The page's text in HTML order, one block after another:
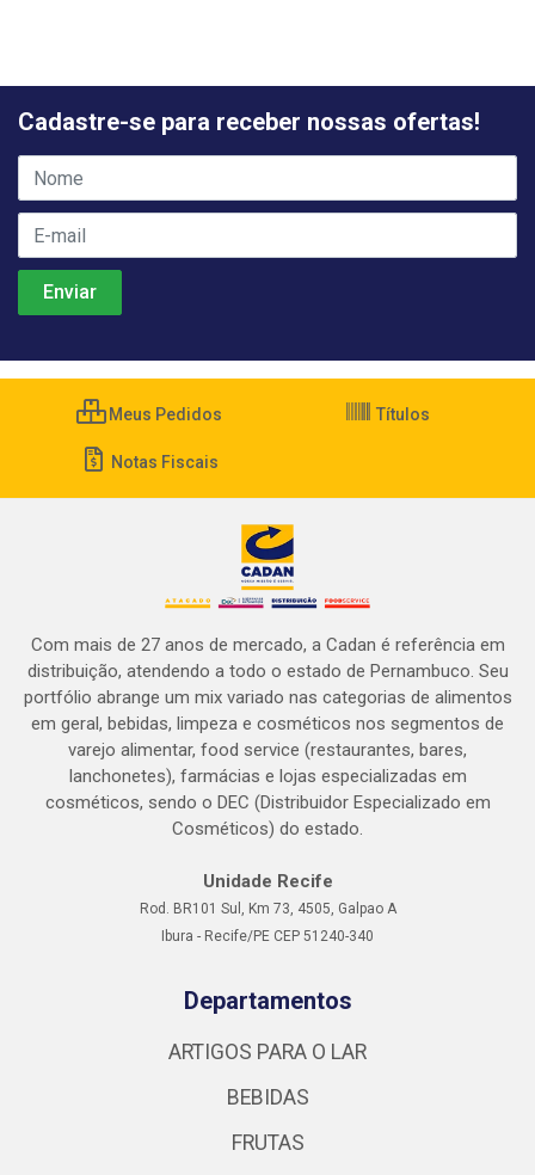
Cadastre-se para receber nossas ofertas!
Meus Pedidos Títulos
Notas Fiscais
Com mais de 27 anos de mercado, a Cadan é referência em
distribuição, atendendo a todo o estado de Pernambuco. Seu
portfólio abrange um mix variado nas categorias de alimentos
em geral, bebidas, limpeza e cosméticos nos segmentos de
varejo alimentar, food service (restaurantes, bares,
lanchonetes), farmácias e lojas especializadas em
cosméticos, sendo o DEC (Distribuidor Especializado em
Cosméticos) do estado.
Unidade Recife
Rod. BR101 Sul, Km 73, 4505, Galpao A
Ibura - Recife/PE CEP 51240-340
Departamentos
ARTIGOS PARA O LAR
BEBIDAS
FRUTAS